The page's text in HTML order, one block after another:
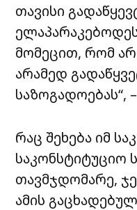
თავისი
მომეცით, რომ
არამედ
საზოგადოებას“,
რაც შეხება იმ
საკონსტიტუციო
თავმჯდომარე,
ამის